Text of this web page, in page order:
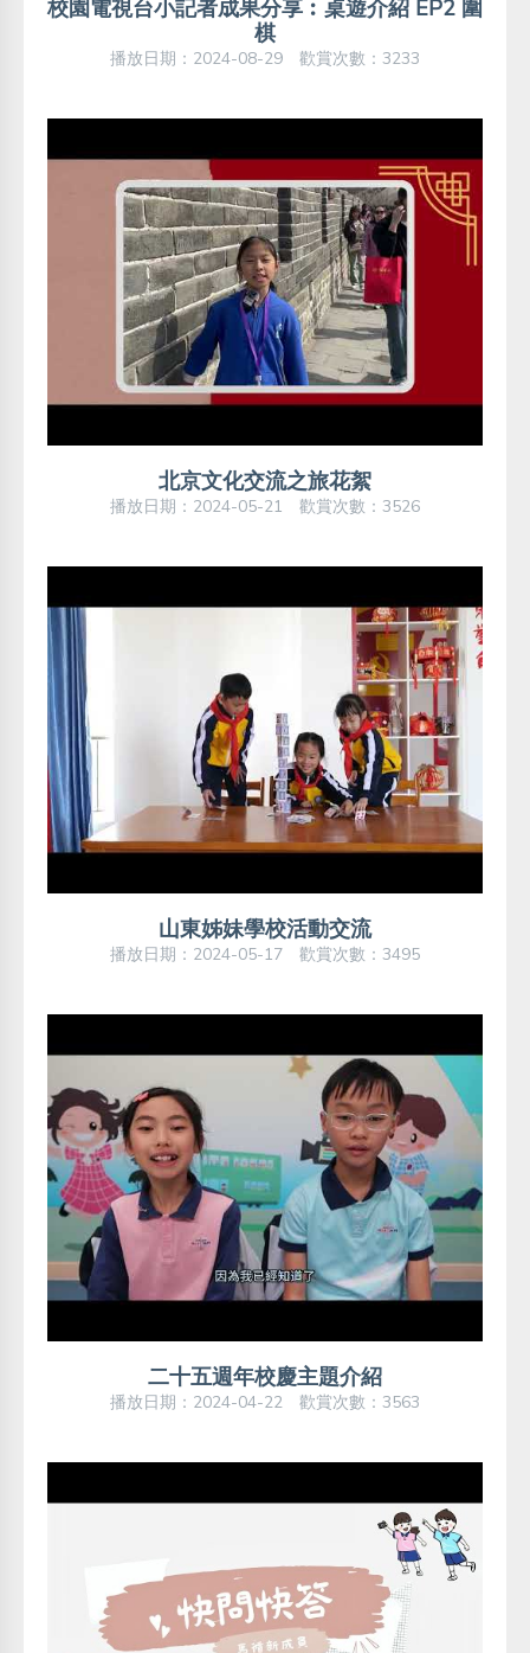
校園電視台小記者成果分享︰桌遊介紹 EP2 圍
棋
播放日期：2024-08-29 歡賞次數：3233
北京文化交流之旅花絮
播放日期：2024-05-21 歡賞次數：3526
山東姊妹學校活動交流
播放日期：2024-05-17 歡賞次數：3495
二十五週年校慶主題介紹
播放日期：2024-04-22 歡賞次數：3563